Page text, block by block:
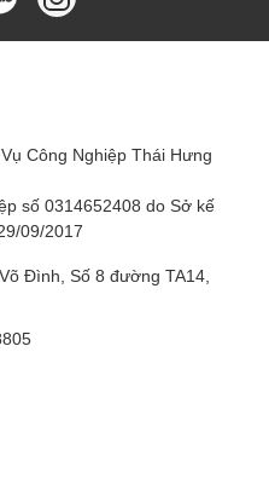
Công Nghiệp Thái Hưng
số 0314652408 do Sở kế
09/2017
Đình, Số 8 đường TA14,